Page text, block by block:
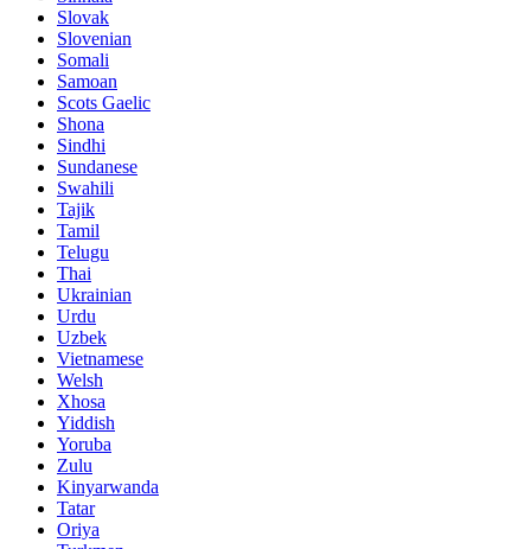
Slovak
Slovenian
Somali
Samoan
Scots Gaelic
Shona
Sindhi
Sundanese
Swahili
Tajik
Tamil
Telugu
Thai
Ukrainian
Urdu
Uzbek
Vietnamese
Welsh
Xhosa
Yiddish
Yoruba
Zulu
Kinyarwanda
Tatar
Oriya